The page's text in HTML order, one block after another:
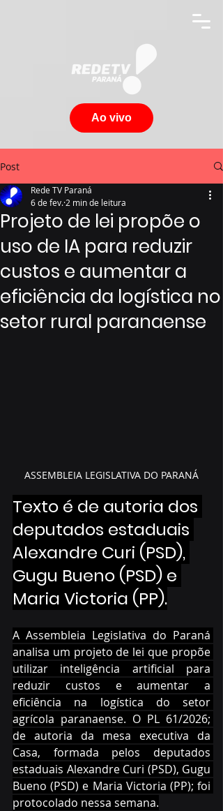
Ao vivo
Post
Projeto de lei propõe o
uso de IA para reduzir
custos e aumentar a
eficiência da logística no
setor rural paranaense
Rede TV Paraná
6 de fev. 2 min de leitura
ASSEMBLEIA LEGISLATIVA DO PARANÁ
Texto é de autoria dos
deputados estaduais
Alexandre Curi (PSD),
Gugu Bueno (PSD) e
Maria Victoria (PP).
A Assembleia Legislativa do Paraná
analisa um projeto de lei que propõe
utilizar inteligência artificial para
reduzir custos e aumentar a
eficiência na logística do setor
agrícola paranaense. O PL 61/2026;
de autoria da mesa executiva da
Casa, formada pelos deputados
estaduais Alexandre Curi (PSD), Gugu
Bueno (PSD) e Maria Victoria (PP); foi
protocolado nessa semana.